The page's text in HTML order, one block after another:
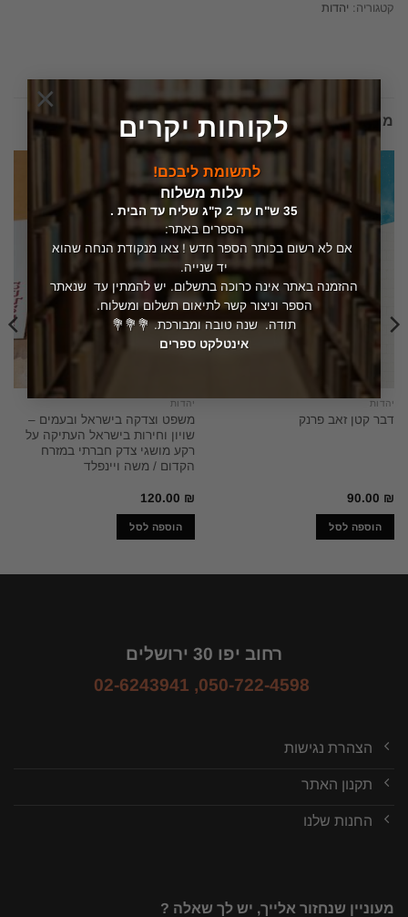
לקוחות יקרים
לתשומת ליבכם!
עלות משלוח
35 ש"ח עד 2 ק"ג שליח עד הבית .
הספרים באתר:
אם לא רשום בכותר הספר חדש ! צאו מנקודת הנחה שהוא
יד שנייה.
ההזמנה באתר אינה כרוכה בתשלום. יש להמתין עד שנאתר
הספר וניצור קשר לתיאום תשלום ומשלוח.
תודה. שנה טובה ומבורכת. 💐💐💐
אינטלקט ספרים
×
קטגוריה: יהדות
מוצרים קשורים
יהדות
דבר קטן זאב פרנק
90.00 ₪
הוספה לסל
יהדות
משפט וצדקה בישראל ובעמים –
שויון וחירות בישראל העתיקה על
רקע מושגי צדק חברתי במזרח
הקדום / משה ויינפלד
120.00 ₪
הוספה לסל
רחוב יפו 30 ירושלים
050-722-4598
,
02-6243941
הצהרת נגישות
תקנון האתר
החנות שלנו
מעוניין שנחזור אלייך, יש לך שאלה ?